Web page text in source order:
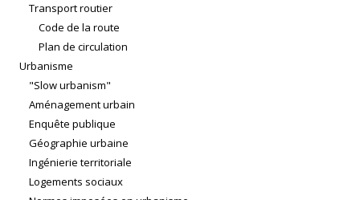
Transport routier
Code de la route
Plan de circulation
Urbanisme
"Slow urbanism"
Aménagement urbain
Enquête publique
Géographie urbaine
Ingénierie territoriale
Logements sociaux